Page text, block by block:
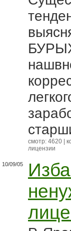
смотр: 4620 |
лицензии
10/09/05